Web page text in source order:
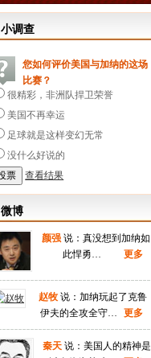
小调查
您如何评价美国与加纳的这场
比赛？
很精彩，非洲队捍卫荣誉
美国不再幸运
足球就是这样变幻无常
没什么好说的
查看结果
微博
颜强说：真没想到加纳如
此悍勇…
更多
赵牧说：加纳玩起了克鲁
伊夫的全攻全守…
更多
秦天说：美国人的精神是